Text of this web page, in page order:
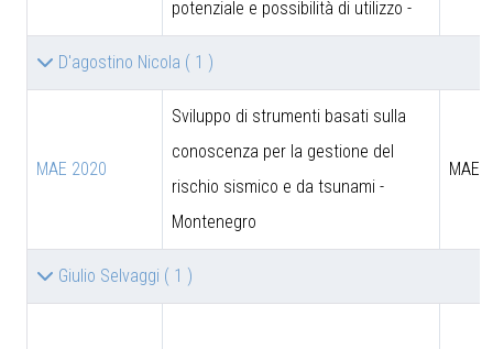
potenziale e possibilità di utilizzo -
D'agostino Nicola ( 1 )
MAE 2020
Sviluppo di strumenti basati sulla
conoscenza per la gestione del
rischio sismico e da tsunami -
Montenegro
MAE
Giulio Selvaggi ( 1 )